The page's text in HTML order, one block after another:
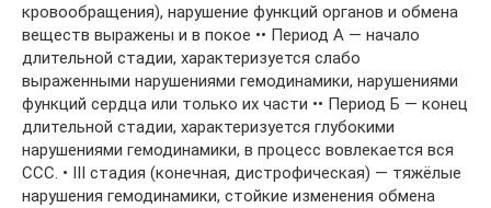
кровообращения), нарушение функций органов и обмена
веществ выражены и в покое •• Период А — начало
длительной стадии, характеризуется слабо
выраженными нарушениями гемодинамики, нарушениями
функций сердца или только их части •• Период Б — конец
длительной стадии, характеризуется глубокими
нарушениями гемодинамики, в процесс вовлекается вся
ССС. • III стадия (конечная, дистрофическая) — тяжёлые
нарушения гемодинамики, стойкие изменения обмена